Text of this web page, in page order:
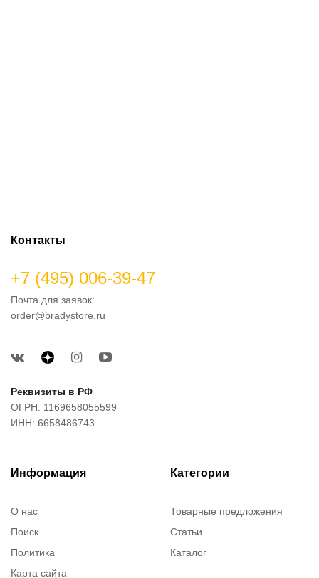
Контакты
+7 (495) 006-39-47
Почта для заявок:
order@bradystore.ru
Реквизиты в РФ
ОГРН: 1169658055599
ИНН: 6658486743
Информация
О нас
Поиск
Политика
Карта сайта
Категории
Товарные предложения
Статьи
Каталог